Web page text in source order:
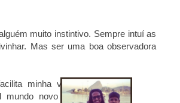
muito instintivo. Sempre intuí as
Mas ser uma boaobservadora
minha vida.
mundo novo me